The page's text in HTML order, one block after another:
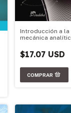
Introducción a la
mecánica
$17.07 USD